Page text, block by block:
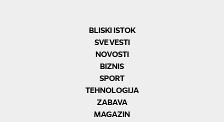
BLISKI ISTOK
SVE VESTI
NOVOSTI
BIZNIS
SPORT
TEHNOLOGIJA
ZABAVA
MAGAZIN